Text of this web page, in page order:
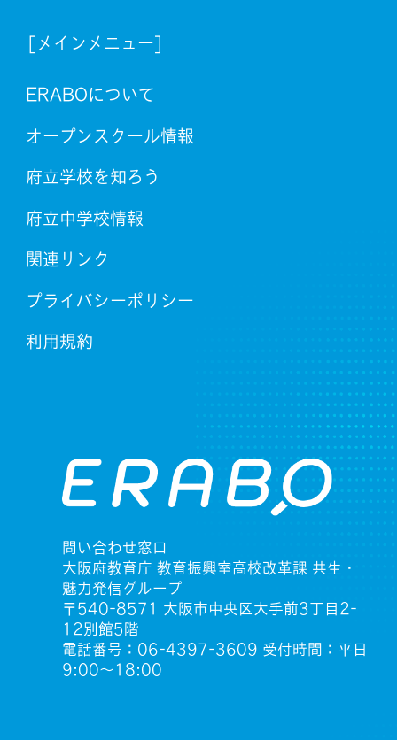
[メインメニュー]
ERABOについて
オープンスクール情報
府立学校を知ろう
府立中学校情報
関連リンク
プライバシーポリシー
利用規約
問い合わせ窓口
大阪府教育庁 教育振興室高校改革課 共生・
魅力発信グループ
〒540-8571 大阪市中央区大手前3丁目2-
12別館5階
電話番号：06-4397-3609 受付時間：平日
9:00〜18:00